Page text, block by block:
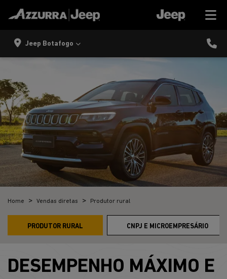
Jeep Botafogo
Home Vendas diretas Produtor rural
CNPJ E MICROEMPRESÁRIO
PRODUTOR RURAL
DESEMPENHO MÁXIMO E